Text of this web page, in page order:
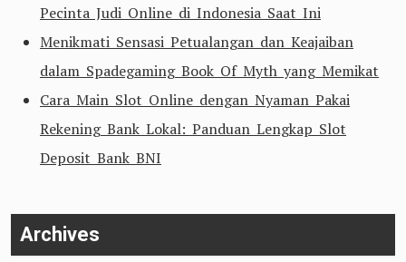
Pecinta Judi Online di Indonesia Saat Ini
Menikmati Sensasi Petualangan dan Keajaiban
dalam Spadegaming Book Of Myth yang Memikat
Cara Main Slot Online dengan Nyaman Pakai
Rekening Bank Lokal: Panduan Lengkap Slot
Deposit Bank BNI
Archives